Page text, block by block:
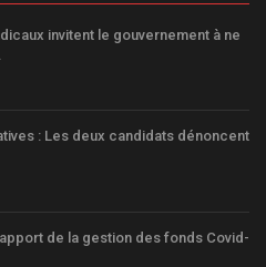
invitent le gouvernement à ne
: Les deux candidats dénoncent
de la gestion des fonds Covid-